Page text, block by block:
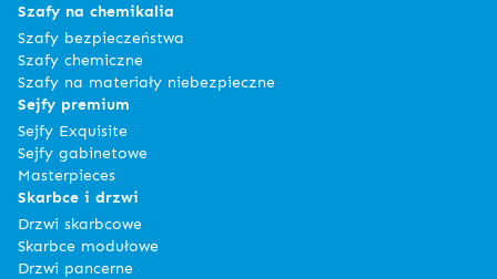
Szafy na chemikalia
Szafy bezpieczeństwa
Szafy chemiczne
Szafy na materiały niebezpieczne
Sejfy premium
Sejfy Exquisite
Sejfy gabinetowe
Masterpieces
Skarbce i drzwi
Drzwi skarbcowe
Skarbce modułowe
Drzwi pancerne